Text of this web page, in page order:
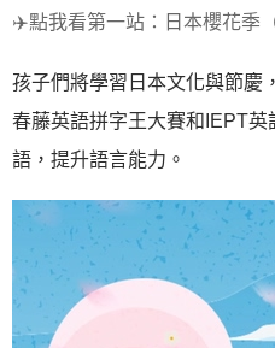
✈️點我看第一站：日本櫻花季
孩子們將學習日本文化與節慶
春藤英語拼字王大賽和IEPT
語，提升語言能力。